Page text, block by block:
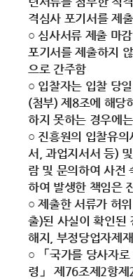
격심사 포기서를 제
○ 심사서류 제출 마
포기서를 제출하지
으로 간주함
○ 입찰자는 입찰 당
(첨부) 제8조에 해당
하지 못하는 경우에
○ 진흥원의 입찰유
서, 과업지서서 등)
람 및 문의하여 사전
하여 발생한 책임은
○ 제출한 서류가 허
출)된 사실이 확인된
해지, 부정당업자제
○ 「국가를 당사자
령」 제76조제2항제